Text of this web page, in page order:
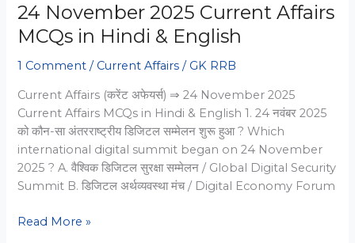
24 November 2025 Current Affairs
MCQs in Hindi & English
1 Comment / Current Affairs / GK RRB
Current Affairs (करेंट अफेयर्स) ⇒ 24 November 2025
Current Affairs MCQs in Hindi & English 1. 24 नवंबर 2025
को कौन-सा अंतरराष्ट्रीय डिजिटल सम्मेलन शुरू हुआ ? Which
international digital summit began on 24 November
2025 ? A. वैश्विक डिजिटल सुरक्षा सम्मेलन / Global Digital Security
Summit B. डिजिटल अर्थव्यवस्था मंच / Digital Economy Forum
24
Read More »